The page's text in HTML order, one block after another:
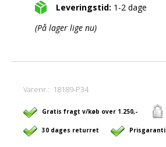
Leveringstid: 1-2 dage
(På lager lige nu)
Varenr.: 18189-P34
Gratis fragt v/køb over 1.250,-
30 dages returret Prisgaranti